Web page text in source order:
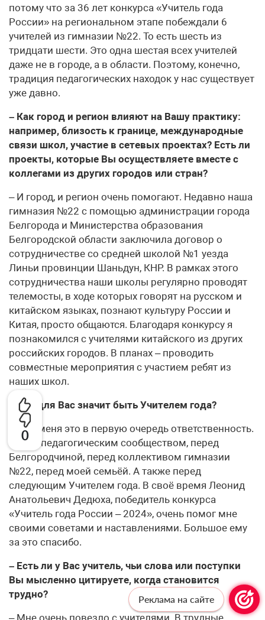
0
потому что за 36 лет конкурса «Учитель года
России» на региональном этапе побеждали 6
учителей из гимназии №22. То есть шесть из
тридцати шести. Это одна шестая всех учителей
даже не в городе, а в области. Поэтому, конечно,
традиция педагогических находок у нас существует
уже давно.
– Как город и регион влияют на Вашу практику:
например, близость к границе, международные
связи школ, участие в сетевых проектах? Есть ли
проекты, которые Вы осуществляете вместе с
коллегами из других городов или стран?
– И город, и регион очень помогают. Недавно наша
гимназия №22 с помощью администрации города
Белгорода и Министерства образования
Белгородской области заключила договор о
сотрудничестве со средней школой №1 уезда
Линьи провинции Шаньдун, КНР. В рамках этого
сотрудничества наши школы регулярно проводят
телемосты, в ходе которых говорят на русском и
китайском языках, познают культуру России и
Китая, просто общаются. Благодаря конкурсу я
познакомился с учителями китайского из других
российских городов. В планах – проводить
совместные мероприятия с участием ребят из
наших школ.
– Что для Вас значит быть Учителем года?
– Для меня это в первую очередь ответственность.
Перед педагогическим сообществом, перед
Белгородчиной, перед коллективом гимназии
№22, перед моей семьёй. А также перед
следующим Учителем года. В своё время Леонид
Анатольевич Дедюха, победитель конкурса
«Учитель года России – 2024», очень помог мне
своими советами и наставлениями. Большое ему
за это спасибо.
– Есть ли у Вас учитель, чьи слова или поступки
Вы мысленно цитируете, когда становится
трудно?
– Мне очень повезло с учителями. В трудные
Реклама на сайте